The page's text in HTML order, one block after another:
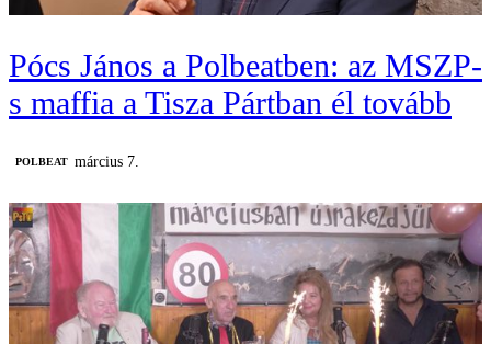
Pócs János a Polbeatben: az MSZP-
s maffia a Tisza Pártban él tovább
‎POLBEAT március 7.